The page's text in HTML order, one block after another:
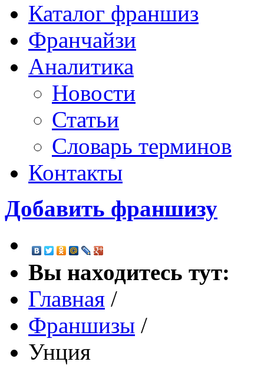
Каталог франшиз
Франчайзи
Аналитика
Новости
Статьи
Словарь терминов
Контакты
Добавить франшизу
Вы находитесь тут:
Главная /
Франшизы /
Унция